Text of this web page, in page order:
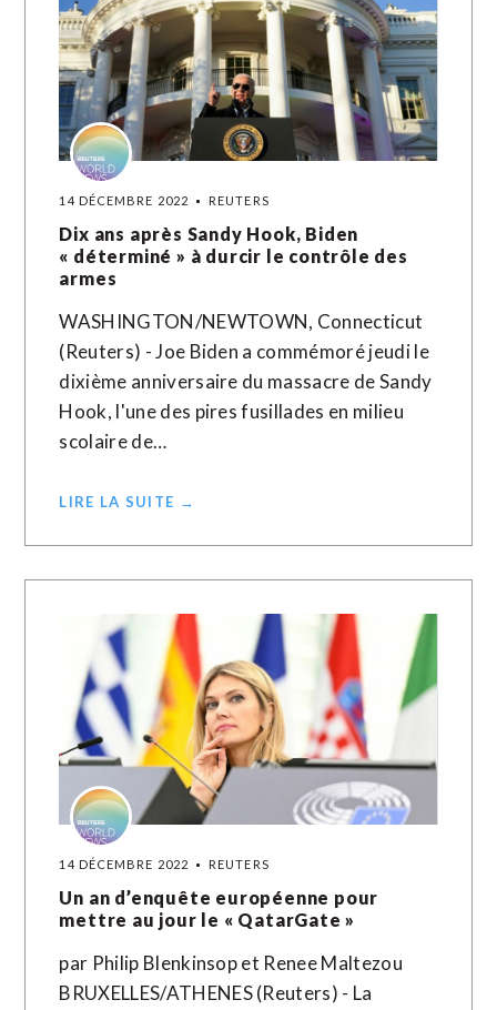
14 DÉCEMBRE 2022 REUTERS
Dix ans après Sandy Hook, Biden
« déterminé » à durcir le contrôle des
armes
WASHINGTON/NEWTOWN, Connecticut
(Reuters) - Joe Biden a commémoré jeudi le
dixième anniversaire du massacre de Sandy
Hook, l'une des pires fusillades en milieu
scolaire de…
LIRE LA SUITE →
14 DÉCEMBRE 2022 REUTERS
Un an d’enquête européenne pour
mettre au jour le « QatarGate »
par Philip Blenkinsop et Renee Maltezou
BRUXELLES/ATHENES (Reuters) - La